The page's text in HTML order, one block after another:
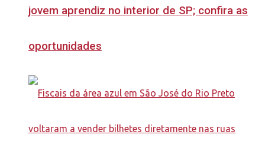
jovem aprendiz no interior de SP; confira as
oportunidades